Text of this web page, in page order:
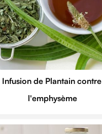
Infusion de Plantain contre
l'emphysème